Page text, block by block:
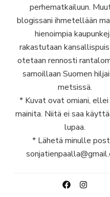
perhematkailuun.
blogissani ihmetellään
hienoimpia
rakastutaan
otetaan rennosti
samoillaan Suomen
metsissä.
* Kuvat ovat omiani,
mainita. Niitä ei saa
lupaa.
* Lähetä minulle